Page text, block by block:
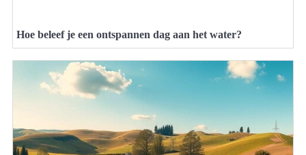
Hoe beleef je een ontspannen dag aan het water?